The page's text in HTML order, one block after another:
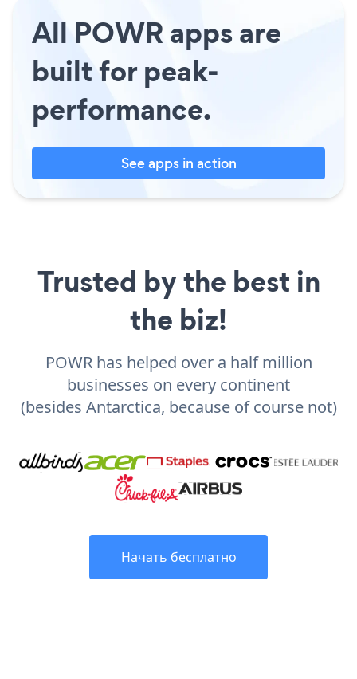
All POWR apps are
built for peak-
performance.
See apps in action
Trusted by the best in
the biz!
POWR has helped over a half million
businesses on every continent
(besides Antarctica, because of course not)
Начать бесплатно